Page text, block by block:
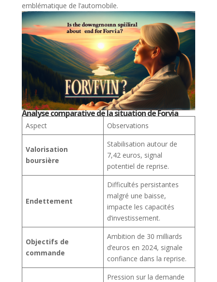
emblématique de l’automobile.
Analyse comparative de la situation de Forvia
Aspect Observations
Valorisation
boursière
Stabilisation autour de
7,42 euros, signal
potentiel de reprise.
Endettement
Difficultés persistantes
malgré une baisse,
impacte les capacités
d’investissement.
Objectifs de
commande
Ambition de 30 milliards
d’euros en 2024, signale
confiance dans la reprise.
Pression sur la demande